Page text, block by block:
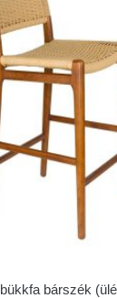
bárszék